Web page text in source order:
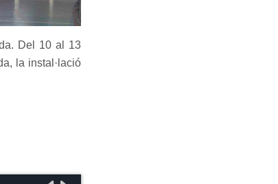
Del 10 al 13
la instal·lació